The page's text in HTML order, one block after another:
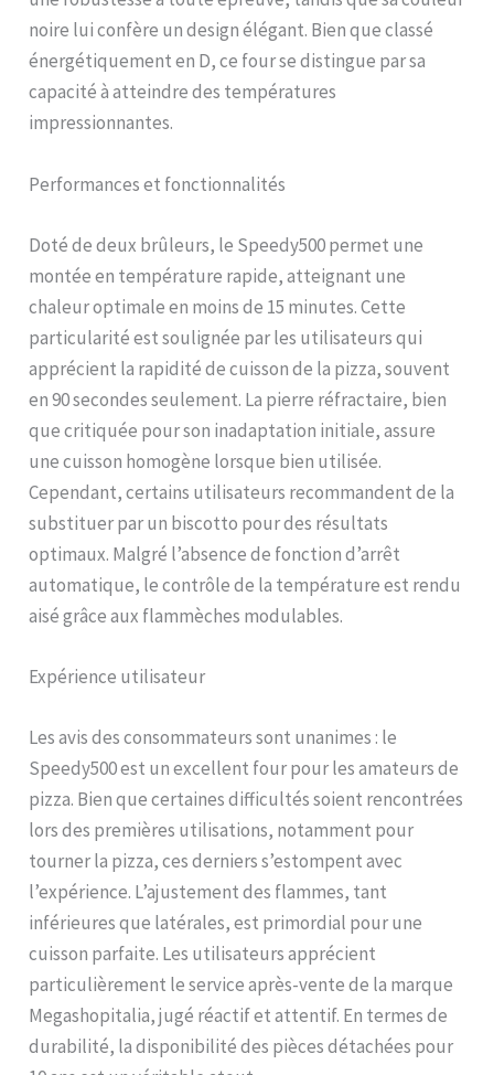
les pizzas
confortablement, ou de
faire cuire le pain et un rôti
de viande. Double brûleur
innovant un brûleur latéral
des cuissons parfaites
cuisson extra-large pour
pizzas d'environ 33 x 35 cm
de diamètre, rôtis de
viande, pain et bien plus
encore ! Alimenté au gaz
pour une plus grande
facilité et un réglage
Atteint 500 °C en 20
minutes Pizzas cuites sur
pierre en seulement 60
secondes. À l'intérieur du
four, vous trouverez en
cadeau le livre de recettes
pour les « fours
spécialement pour vous
aider à améliorer la pâte et
noire lui confère un design élégant. Bien que classé
énergétiquement en D, ce four se distingue par sa
capacité à atteindre des températures
impressionnantes.
Performances et fonctionnalités
Doté de deux brûleurs, le Speedy500 permet une
montée en température rapide, atteignant une
chaleur optimale en moins de 15 minutes. Cette
particularité est soulignée par les utilisateurs qui
apprécient la rapidité de cuisson de la pizza, souvent
en 90 secondes seulement. La pierre réfractaire, bien
que critiquée pour son inadaptation initiale, assure
une cuisson homogène lorsque bien utilisée.
Cependant, certains utilisateurs recommandent de la
substituer par un biscotto pour des résultats
optimaux. Malgré l’absence de fonction d’arrêt
automatique, le contrôle de la température est rendu
aisé grâce aux flammèches modulables.
Expérience utilisateur
Les avis des consommateurs sont unanimes : le
Speedy500 est un excellent four pour les amateurs de
pizza. Bien que certaines difficultés soient rencontrées
lors des premières utilisations, notamment pour
tourner la pizza, ces derniers s’estompent avec
l’expérience. L’ajustement des flammes, tant
inférieures que latérales, est primordial pour une
cuisson parfaite. Les utilisateurs apprécient
particulièrement le service après-vente de la marque
Megashopitalia, jugé réactif et attentif. En termes de
durabilité, la disponibilité des pièces détachées pour